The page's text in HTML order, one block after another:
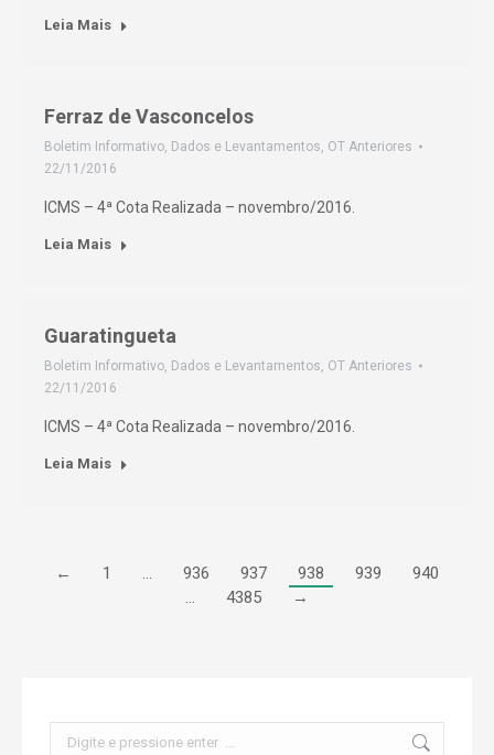
Leia Mais
Ferraz de Vasconcelos
Boletim Informativo, Dados e Levantamentos, OT Anteriores
22/11/2016
ICMS – 4ª Cota Realizada – novembro/2016.
Leia Mais
Guaratingueta
Boletim Informativo, Dados e Levantamentos, OT Anteriores
22/11/2016
ICMS – 4ª Cota Realizada – novembro/2016.
Leia Mais
← 1 … 936 937 938 939
940
…
4385 →